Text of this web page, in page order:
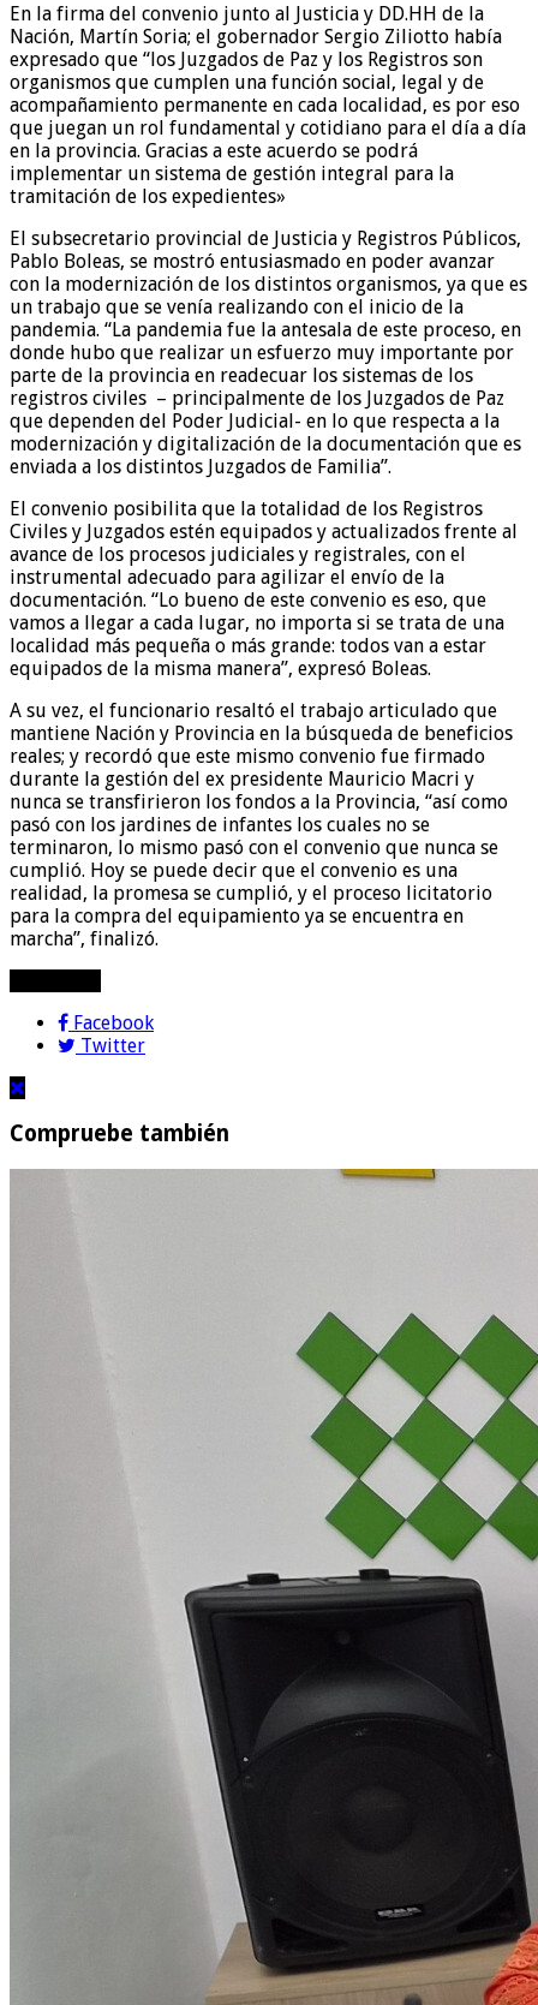
En la firma del convenio junto al Justicia y DD.HH de la
Nación, Martín Soria; el gobernador Sergio Ziliotto había
expresado que “los Juzgados de Paz y los Registros son
organismos que cumplen una función social, legal y de
acompañamiento permanente en cada localidad, es por eso
que juegan un rol fundamental y cotidiano para el día a día
en la provincia. Gracias a este acuerdo se podrá
implementar un sistema de gestión integral para la
tramitación de los expedientes»
El subsecretario provincial de Justicia y Registros Públicos,
Pablo Boleas, se mostró entusiasmado en poder avanzar
con la modernización de los distintos organismos, ya que es
un trabajo que se venía realizando con el inicio de la
pandemia. “La pandemia fue la antesala de este proceso, en
donde hubo que realizar un esfuerzo muy importante por
parte de la provincia en readecuar los sistemas de los
registros civiles – principalmente de los Juzgados de Paz
que dependen del Poder Judicial- en lo que respecta a la
modernización y digitalización de la documentación que es
enviada a los distintos Juzgados de Familia”.
El convenio posibilita que la totalidad de los Registros
Civiles y Juzgados estén equipados y actualizados frente al
avance de los procesos judiciales y registrales, con el
instrumental adecuado para agilizar el envío de la
documentación. “Lo bueno de este convenio es eso, que
vamos a llegar a cada lugar, no importa si se trata de una
localidad más pequeña o más grande: todos van a estar
equipados de la misma manera”, expresó Boleas.
A su vez, el funcionario resaltó el trabajo articulado que
mantiene Nación y Provincia en la búsqueda de beneficios
reales; y recordó que este mismo convenio fue firmado
durante la gestión del ex presidente Mauricio Macri y
nunca se transfirieron los fondos a la Provincia, “así como
pasó con los jardines de infantes los cuales no se
terminaron, lo mismo pasó con el convenio que nunca se
cumplió. Hoy se puede decir que el convenio es una
realidad, la promesa se cumplió, y el proceso licitatorio
para la compra del equipamiento ya se encuentra en
marcha”, finalizó.
Facebook
Twitter
Compruebe también